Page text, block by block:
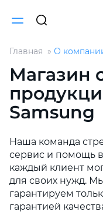
Главная О
Магазин
Samsung
Наша команда
сервис и помощь
каждый клиент
для своих нужд.
гарантируем
гарантией
Разбейте
оплатуна
без
График